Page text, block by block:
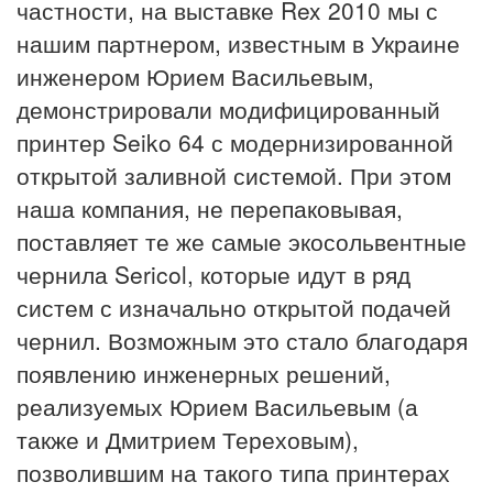
частности, на выставке Rex 2010 мы с
нашим партнером, известным в Украине
инженером Юрием Васильевым,
демонстрировали модифицированный
принтер Seiko 64 с модернизированной
открытой заливной системой. При этом
наша компания, не перепаковывая,
поставляет те же самые экосольвентные
чернила Sericol, которые идут в ряд
систем с изначально открытой подачей
чернил. Возможным это стало благодаря
появлению инженерных решений,
реализуемых Юрием Васильевым (а
также и Дмитрием Тереховым),
позволившим на такого типа принтерах